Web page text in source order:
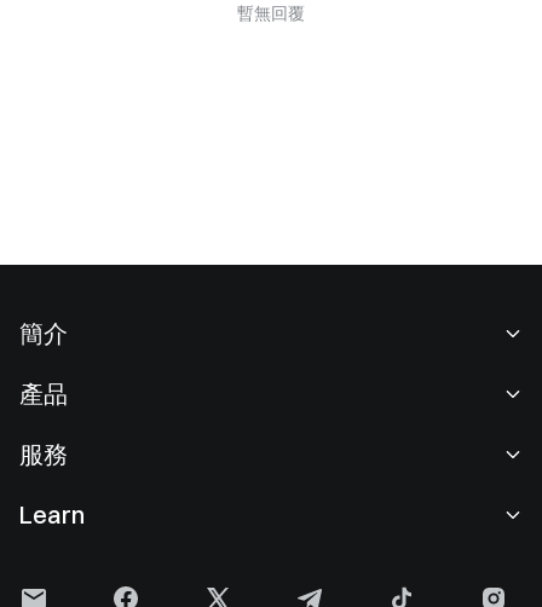
暫無回覆
簡介
新聞中心
產品
現貨交易
理財中心
服務
Learn
Gate 快訊